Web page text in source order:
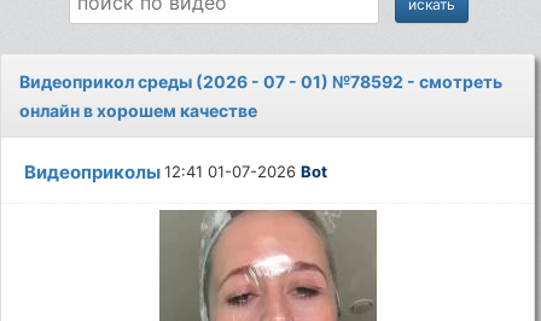
Видеоприкол среды (2026 - 07 - 01) №78592 - смотреть
онлайн в хорошем качестве
Видеоприколы12:41 01-07-2026Bot